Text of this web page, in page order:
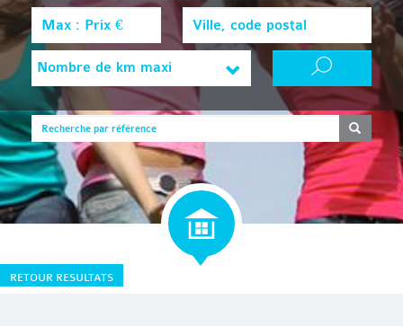
Nombre de km maxi
RETOUR RESULTATS